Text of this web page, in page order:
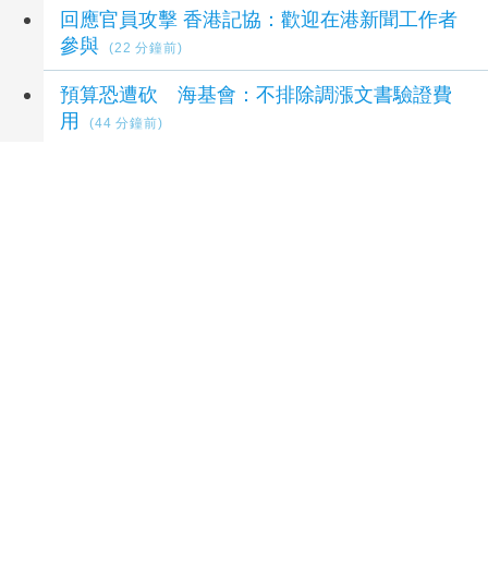
回應官員攻擊 香港記協：歡迎在港新聞工作者
參與
(22 分鐘前)
預算恐遭砍 海基會：不排除調漲文書驗證費
用
(44 分鐘前)